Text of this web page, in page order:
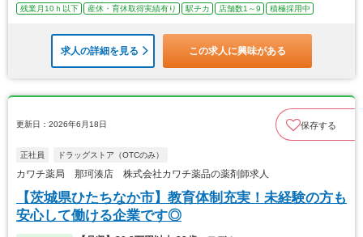
残業月10ｈ以下
産休・育休取得実績有り 駅チカ 店舗数1～9 積極採用中
求人の詳細を見る この求人に興味がある
更新日：2026年6月18日 保存する
正社員 ドラッグストア（OTCのみ）
カワチ薬局 那珂湊店 株式会社カワチ薬品の薬剤師求人
【茨城県ひたちなか市】教育体制充実！未経験の方も
安心して働ける企業です◎